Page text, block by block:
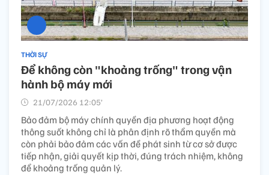
THỜI SỰ
Để không còn "khoảng trống" trong vận
hành bộ máy mới
21/07/2026 12:05’
Bảo đảm bộ máy chính quyền địa phương hoạt động
thông suốt không chỉ là phân định rõ thẩm quyền mà
còn phải bảo đảm các vấn đề phát sinh từ cơ sở được
tiếp nhận, giải quyết kịp thời, đúng trách nhiệm, không
để khoảng trống quản lý.